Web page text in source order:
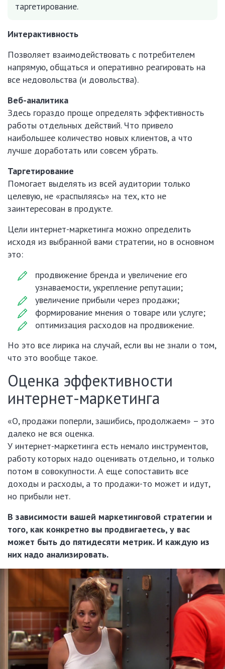
таргетирование.
Интерактивность
Позволяет взаимодействовать с потребителем
напрямую, общаться и оперативно реагировать на
все недовольства (и довольства).
Веб-аналитика
Здесь гораздо проще определять эффективность
работы отдельных действий. Что привело
наибольшее количество новых клиентов, а что
лучше доработать или совсем убрать.
Таргетирование
Помогает выделять из всей аудитории только
целевую, не «распыляясь» на тех, кто не
заинтересован в продукте.
Цели интернет-маркетинга можно определить
исходя из выбранной вами стратегии, но в основном
это:
продвижение бренда и увеличение его
узнаваемости, укрепление репутации;
увеличение прибыли через продажи;
формирование мнения о товаре или услуге;
оптимизация расходов на продвижение.
Но это все лирика на случай, если вы не знали о том,
что это вообще такое.
Оценка эффективности
интернет-маркетинга
«О, продажи поперли, зашибись, продолжаем» – это
далеко не вся оценка.
У интернет-маркетинга есть немало инструментов,
работу которых надо оценивать отдельно, и только
потом в совокупности. А еще сопоставить все
доходы и расходы, а то продажи-то может и идут,
но прибыли нет.
В зависимости вашей маркетинговой стратегии и
того, как конкретно вы продвигаетесь, у вас
может быть до пятидесяти метрик. И каждую из
них надо анализировать.